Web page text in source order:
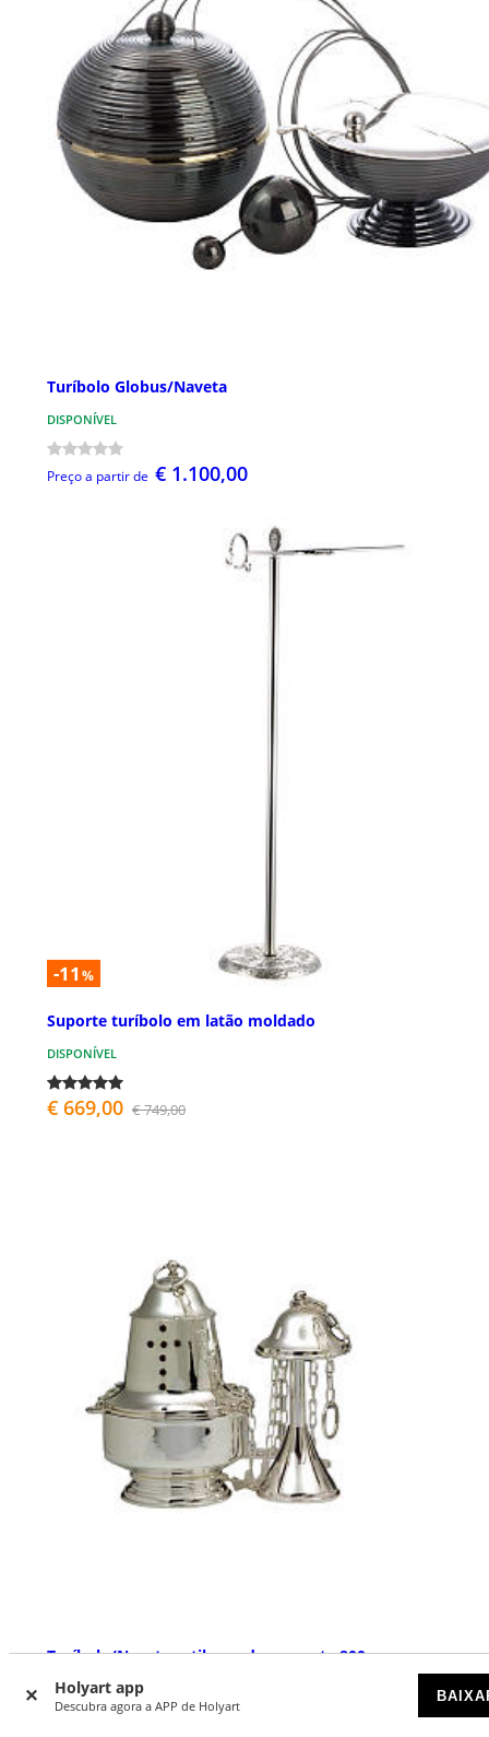
Holyart app
Descubra agora a APP de Holyart
Turíbolo Globus/Naveta
DISPONÍVEL
Preço a partir de € 1.100,00
-11 %
Suporte turíbolo em latão moldado
DISPONÍVEL
€ 669,00 € 749,00
Turíbolo/Naveta estilo moderno prata 800
DISPONÍVEL POR ENCOMENDA